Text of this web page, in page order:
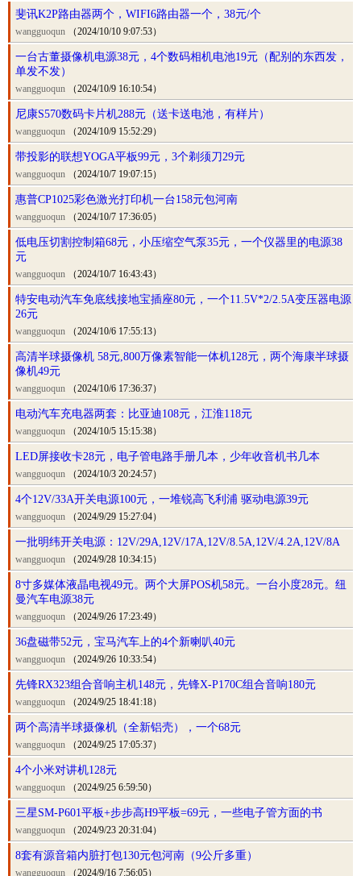
斐讯K2P路由器两个，WIFI6路由器一个，38元/个
wangguoqun （2024/10/10 9:07:53）
一台古董摄像机电源38元，4个数码相机电池19元（配别的东西发，
单发不发）
wangguoqun （2024/10/9 16:10:54）
尼康S570数码卡片机288元（送卡送电池，有样片）
wangguoqun （2024/10/9 15:52:29）
带投影的联想YOGA平板99元，3个剃须刀29元
wangguoqun （2024/10/7 19:07:15）
惠普CP1025彩色激光打印机一台158元包河南
wangguoqun （2024/10/7 17:36:05）
低电压切割控制箱68元，小压缩空气泵35元，一个仪器里的电源38
元
wangguoqun （2024/10/7 16:43:43）
特安电动汽车免底线接地宝插座80元，一个11.5V*2/2.5A变压器电源
26元
wangguoqun （2024/10/6 17:55:13）
高清半球摄像机 58元,800万像素智能一体机128元，两个海康半球摄
像机49元
wangguoqun （2024/10/6 17:36:37）
电动汽车充电器两套：比亚迪108元，江淮118元
wangguoqun （2024/10/5 15:15:38）
LED屏接收卡28元，电子管电路手册几本，少年收音机书几本
wangguoqun （2024/10/3 20:24:57）
4个12V/33A开关电源100元，一堆锐高飞利浦 驱动电源39元
wangguoqun （2024/9/29 15:27:04）
一批明纬开关电源：12V/29A,12V/17A,12V/8.5A,12V/4.2A,12V/8A
wangguoqun （2024/9/28 10:34:15）
8寸多媒体液晶电视49元。两个大屏POS机58元。一台小度28元。纽
曼汽车电源38元
wangguoqun （2024/9/26 17:23:49）
36盘磁带52元，宝马汽车上的4个新喇叭40元
wangguoqun （2024/9/26 10:33:54）
先锋RX323组合音响主机148元，先锋X-P170C组合音响180元
wangguoqun （2024/9/25 18:41:18）
两个高清半球摄像机（全新铝壳），一个68元
wangguoqun （2024/9/25 17:05:37）
4个小米对讲机128元
wangguoqun （2024/9/25 6:59:50）
三星SM-P601平板+步步高H9平板=69元，一些电子管方面的书
wangguoqun （2024/9/23 20:31:04）
8套有源音箱内脏打包130元包河南（9公斤多重）
wangguoqun （2024/9/16 7:56:05）